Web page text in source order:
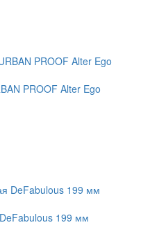
PROOF Alter Ego
199 мм